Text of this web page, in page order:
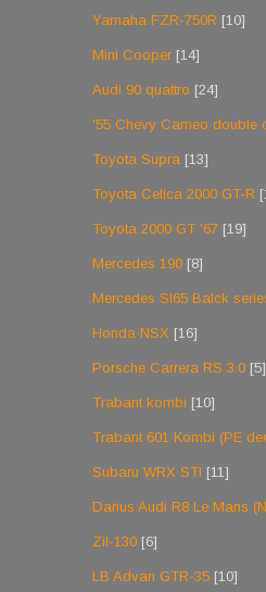
Yamaha FZR-750R [10]
Mini Cooper [14]
Audi 90 quattro [24]
'55 Chevy Cameo double
Toyota Supra [13]
Toyota Celica 2000 GT-R
Toyota 2000 GT '67 [19]
Mercedes 190 [8]
Mercedes Sl65 Balck
Honda NSX [16]
Porsche Carrera RS 3.0 [5]
Trabant kombi [10]
Trabant 601 Kombi (PE
Subaru WRX STI [11]
Darius Audi R8 Le Mans
Zil-130 [6]
LB Advan GTR-35 [10]